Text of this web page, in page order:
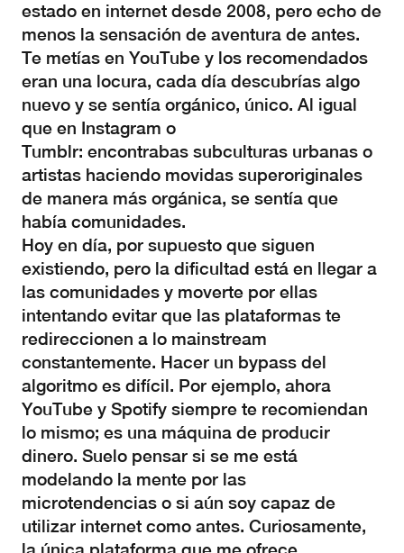
estado en internet desde 2008, pero echo de
menos la sensación de aventura de antes.
Te metías en YouTube y los recomendados
eran una locura, cada día descubrías algo
nuevo y se sentía orgánico, único. Al igual
que en Instagram o
Tumblr: encontrabas subculturas urbanas o
artistas haciendo movidas superoriginales
de manera más orgánica, se sentía que
había comunidades.
Hoy en día, por supuesto que siguen
existiendo, pero la dificultad está en llegar a
las comunidades y moverte por ellas
intentando evitar que las plataformas te
redireccionen a lo mainstream
constantemente. Hacer un bypass del
algoritmo es difícil. Por ejemplo, ahora
YouTube y Spotify siempre te recomiendan
lo mismo; es una máquina de producir
dinero. Suelo pensar si se me está
modelando la mente por las
microtendencias o si aún soy capaz de
utilizar internet como antes. Curiosamente,